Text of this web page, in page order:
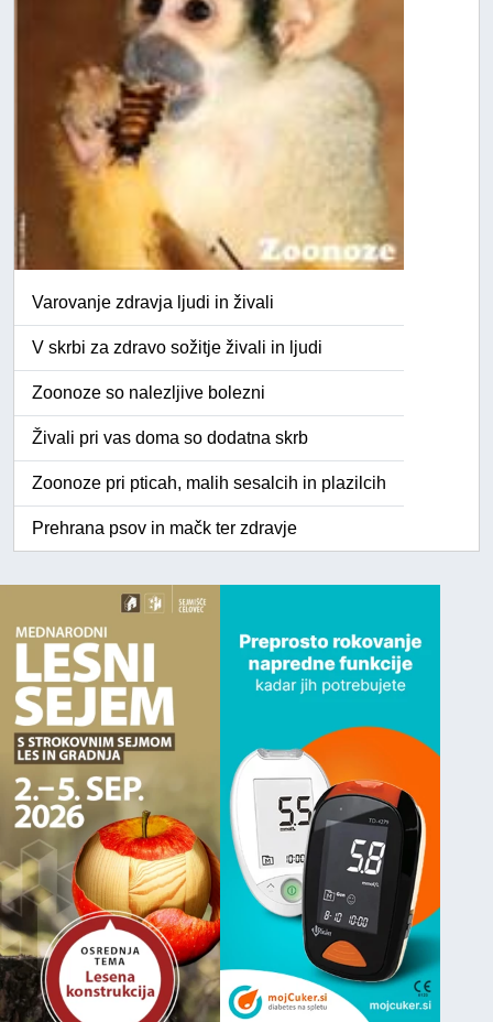
Varovanje zdravja ljudi in živali
V skrbi za zdravo sožitje živali in ljudi
Zoonoze so nalezljive bolezni
Živali pri vas doma so dodatna skrb
Zoonoze pri pticah, malih sesalcih in plazilcih
Prehrana psov in mačk ter zdravje